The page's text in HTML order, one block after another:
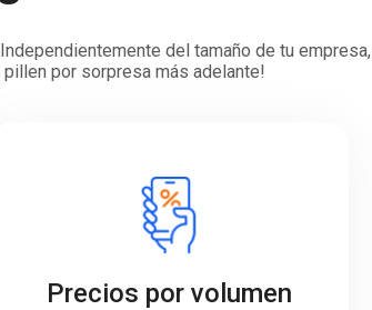
del tamaño de tu empresa,
por sorpresa más adelante!
Precios por volumen